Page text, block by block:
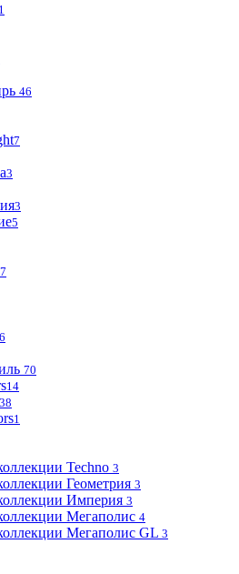
1
46
7
3
3
5
7
6
70
14
38
1
Techno 3
Геометрия 3
Империя 3
Мегаполис 4
Мегаполис GL 3